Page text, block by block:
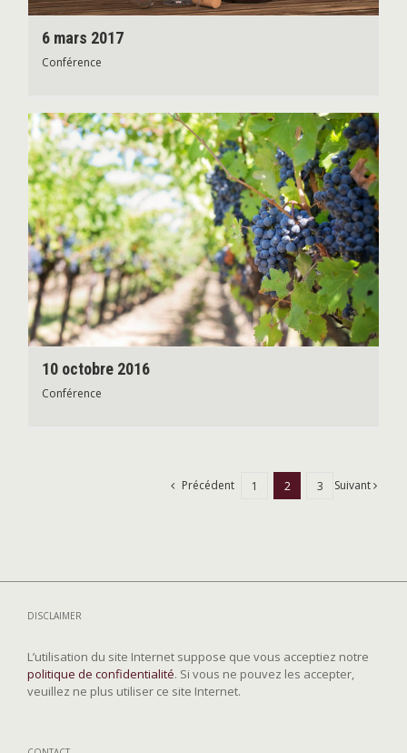
6 mars 2017
Conférence
10 octobre 2016
Conférence
Précédent 1 2 3 Suivant
DISCLAIMER
L’utilisation du site Internet suppose que vous acceptiez notre
politique de confidentialité. Si vous ne pouvez les accepter,
veuillez ne plus utiliser ce site Internet.